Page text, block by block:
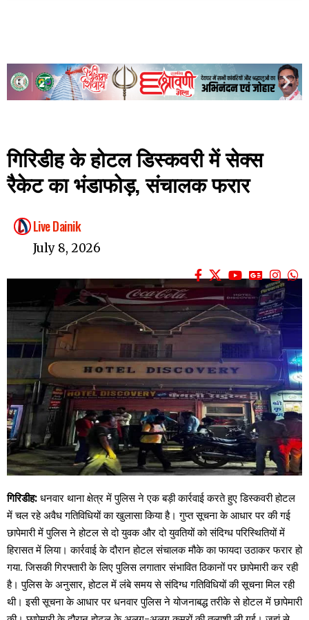
गिरिडीह के होटल डिस्कवरी में सेक्स
रैकेट का भंडाफोड़, संचालक फरार
Live Dainik
July 8, 2026
गिरिडीह: धनवार थाना क्षेत्र में पुलिस ने एक बड़ी कार्रवाई करते हुए डिस्कवरी होटल
में चल रहे अवैध गतिविधियों का खुलासा किया है। गुप्त सूचना के आधार पर की गई
छापेमारी में पुलिस ने होटल से दो युवक और दो युवतियों को संदिग्ध परिस्थितियों में
हिरासत में लिया। कार्रवाई के दौरान होटल संचालक मौके का फायदा उठाकर फरार हो
गया. जिसकी गिरफ्तारी के लिए पुलिस लगातार संभावित ठिकानों पर छापेमारी कर रही
है। पुलिस के अनुसार, होटल में लंबे समय से संदिग्ध गतिविधियों की सूचना मिल रही
थी। इसी सूचना के आधार पर धनवार पुलिस ने योजनाबद्ध तरीके से होटल में छापेमारी